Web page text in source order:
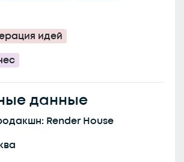
идей
данные
Render House